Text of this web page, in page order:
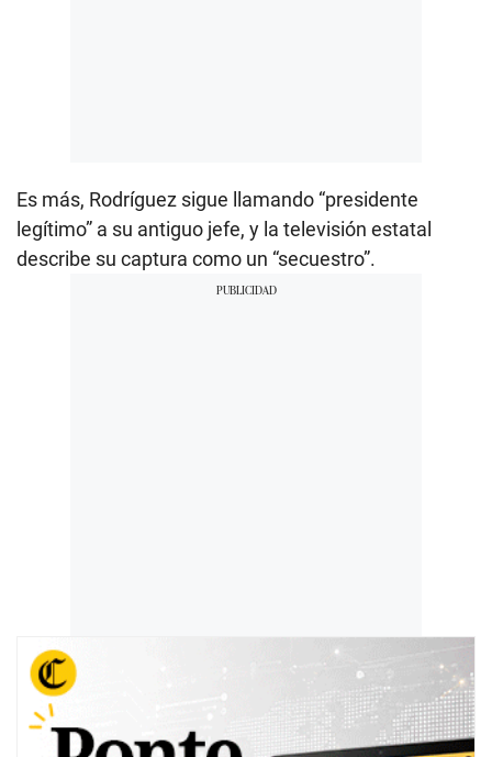
Es más, Rodríguez sigue llamando “presidente
legítimo” a su antiguo jefe, y la televisión estatal
describe su captura como un “secuestro”.